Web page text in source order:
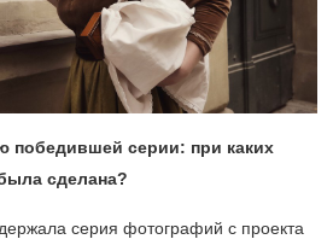
победившей серии: при каких
сделана?
серия фотографий с проекта